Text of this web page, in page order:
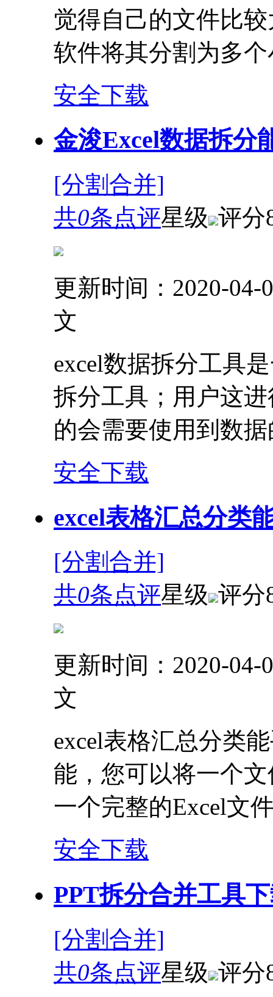
觉得自己的文件比
软件将其分割为多
安全下载
金浚Excel数据拆分
[分割合并]
共0条点评星级 评分
更新时间：2020-04-
文
excel数据拆分工具
拆分工具；用户这
的会需要使用到数
安全下载
excel表格汇总分类
[分割合并]
共0条点评星级 评分
更新时间：2020-04-
文
excel表格汇总分类
能，您可以将一个
一个完整的Excel文
安全下载
PPT拆分合并工具
[分割合并]
共0条点评星级 评分